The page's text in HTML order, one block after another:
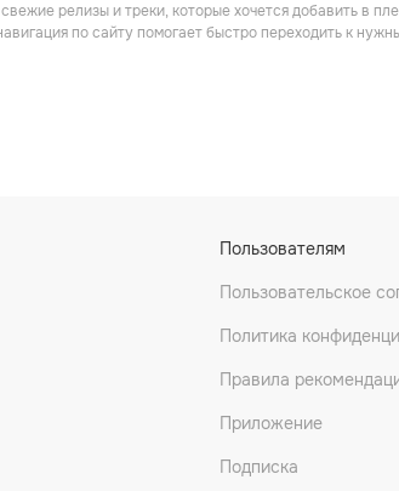
релизы и треки, которые хочется добавить в
по сайту помогает быстро переходить к
Пользователям
Пользовательское
Политика
Правила
Приложение
Подписка